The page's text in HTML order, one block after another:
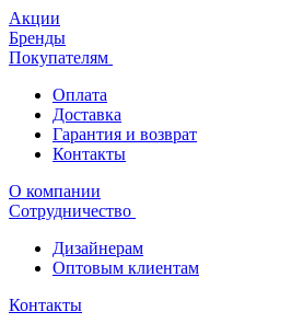
Акции
Бренды
Покупателям
Оплата
Доставка
Гарантия и возврат
Контакты
О компании
Сотрудничество
Дизайнерам
Оптовым клиентам
Контакты